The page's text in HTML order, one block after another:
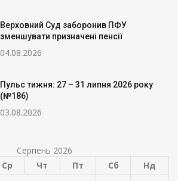
Верховний Суд заборонив ПФУ
зменшувати призначені пенсії
04.08.2026
Пульс тижня: 27 – 31 липня 2026 року
(№186)
03.08.2026
Серпень 2026
Ср Чт Пт Сб Нд